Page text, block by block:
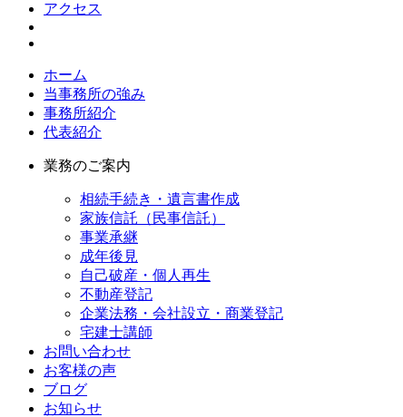
アクセス
ホーム
当事務所の強み
事務所紹介
代表紹介
業務のご案内
相続手続き・遺言書作成
家族信託（民事信託）
事業承継
成年後見
自己破産・個人再生
不動産登記
企業法務・会社設立・商業登記
宅建士講師
お問い合わせ
お客様の声
ブログ
お知らせ